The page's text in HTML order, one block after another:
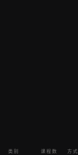
类别 课程数 方式